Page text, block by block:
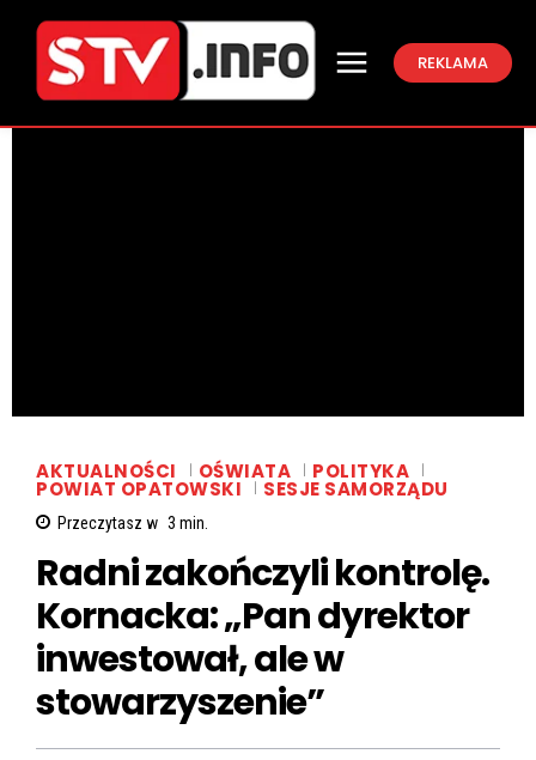
REKLAMA
AKTUALNOŚCI OŚWIATA POLITYKA
POWIAT OPATOWSKI SESJE SAMORZĄDU
Przeczytasz w 3 min.
Radni zakończyli kontrolę.
Kornacka: „Pan dyrektor
inwestował, ale w
stowarzyszenie”